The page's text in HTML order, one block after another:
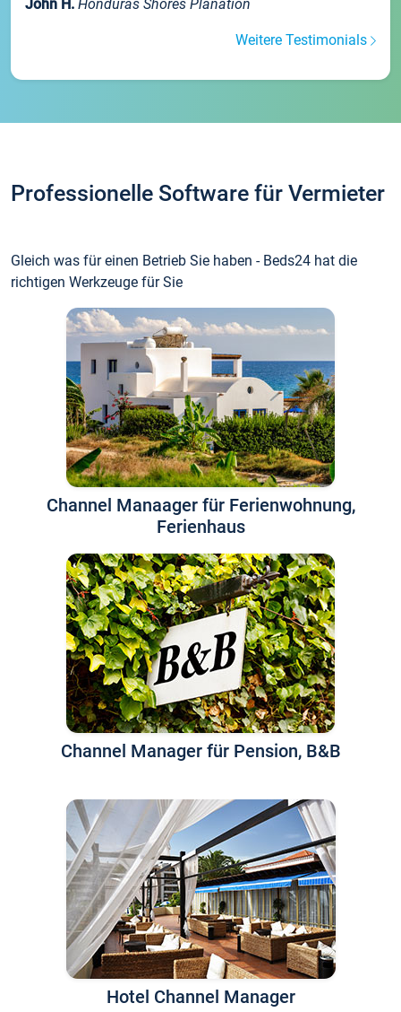
John H. Honduras Shores Planation
Weitere Testimonials
Professionelle Software für Vermieter
Gleich was für einen Betrieb Sie haben - Beds24 hat die
richtigen Werkzeuge für Sie
Channel Manaager für Ferienwohnung,
Ferienhaus
Channel Manager für Pension, B&B
Hotel Channel Manager